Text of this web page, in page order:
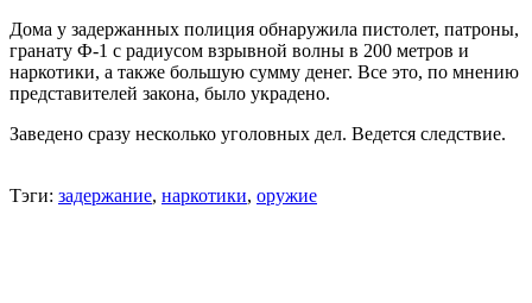
Дома у задержанных полиция обнаружила пистолет, патроны,
гранату Ф-1 с радиусом взрывной волны в 200 метров и
наркотики, а также большую сумму денег. Все это, по мнению
представителей закона, было украдено.
Заведено сразу несколько уголовных дел. Ведется следствие.
Тэги: задержание, наркотики, оружие